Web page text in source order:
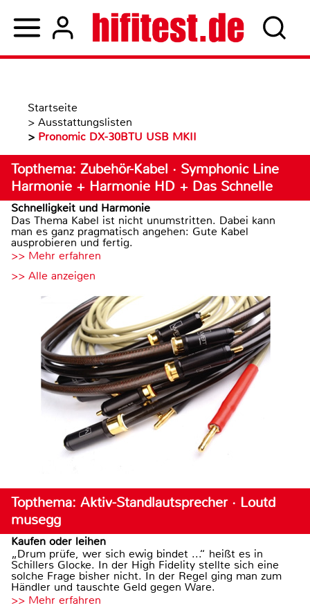
Startseite
> Ausstattungslisten
> Pronomic DX-30BTU USB MKII
Topthema: Zubehör-Kabel · Symphonic Line
Harmonie + Harmonie HD + Das Schnelle
Schnelligkeit und Harmonie
Das Thema Kabel ist nicht unumstritten. Dabei kann
man es ganz pragmatisch angehen: Gute Kabel
ausprobieren und fertig.
>> Mehr erfahren
>> Alle anzeigen
Topthema: Aktiv-Standlautsprecher · Loutd
musegg
Kaufen oder leihen
„Drum prüfe, wer sich ewig bindet ...“ heißt es in
Schillers Glocke. In der High Fidelity stellte sich eine
solche Frage bisher nicht. In der Regel ging man zum
Händler und tauschte Geld gegen Ware.
>> Mehr erfahren